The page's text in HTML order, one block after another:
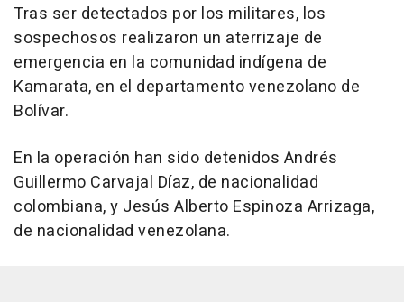
Tras ser detectados por los militares, los
sospechosos realizaron un aterrizaje de
emergencia en la comunidad indígena de
Kamarata, en el departamento venezolano de
Bolívar.
En la operación han sido detenidos Andrés
Guillermo Carvajal Díaz, de nacionalidad
colombiana, y Jesús Alberto Espinoza Arrizaga,
de nacionalidad venezolana.